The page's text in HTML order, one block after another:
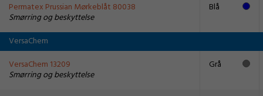
Permatex Prussian Mørkeblåt 80038
Smørring og beskyttelse
Blå
VersaChem
VersaChem 13209
Smørring og beskyttelse
Grå